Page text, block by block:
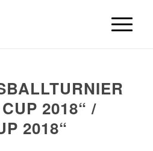
„
2018“ / „
2018“